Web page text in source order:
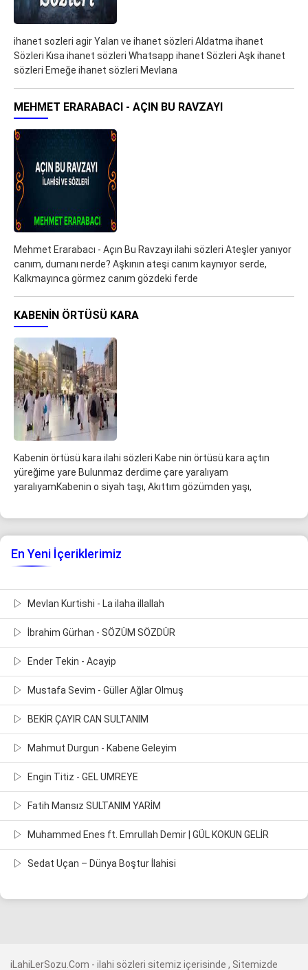
ihanet sozleri agir Yalan ve ihanet sözleri Aldatma ihanet
Sözleri Kısa ihanet sözleri Whatsapp ihanet Sözleri Aşk ihanet
sözleri Emeğe ihanet sözleri Mevlana
MEHMET ERARABACI - AÇIN BU RAVZAYI
Mehmet Erarabacı - Açın Bu Ravzayı ilahi sözleri Ateşler yanıyor
canım, dumanı nerde? Aşkının ateşi canım kaynıyor serde,
Kalkmayınca görmez canım gözdeki ferde
KABENIN ÖRTÜSÜ KARA
Kabenin örtüsü kara ilahi sözleri Kabe nin örtüsü kara açtın
yüreğime yare Bulunmaz derdime çare yaralıyam
yaralıyamKabenin o siyah taşı, Akıttım gözümden yaşı,
En Yeni İçeriklerimiz
Mevlan Kurtishi - La ilaha illallah
İbrahim Gürhan - SÖZÜM SÖZDÜR
Ender Tekin - Acayip
Mustafa Sevim - Güller Ağlar Olmuş
BEKİR ÇAYIR CAN SULTANIM
Mahmut Durgun - Kabene Geleyim
Engin Titiz - GEL UMREYE
Fatih Mansız SULTANIM YARİM
Muhammed Enes ft. Emrullah Demir | GÜL KOKUN GELİR
Sedat Uçan – Dünya Boştur İlahisi
iLahiLerSozu.Com - ilahi sözleri sitemiz içerisinde , Sitemizde